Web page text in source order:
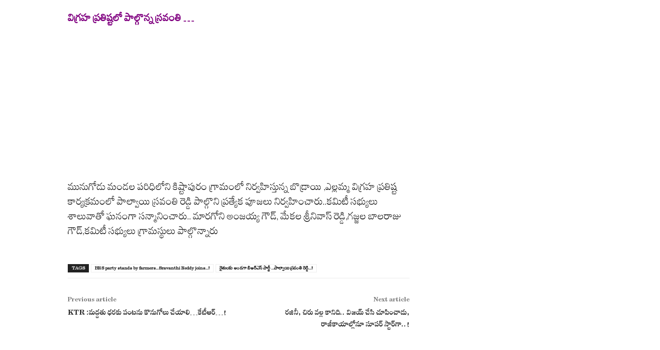
విగ్రహ ప్రతిష్టలో పాల్గొన్న స్రవంతి …
మునుగోడు మండల పరిధిలోని కిష్టాపురం గ్రామంలో నిర్వహిస్తున్న బొడ్రాయి ,ఎల్లమ్మ విగ్రహ ప్రతిష్ట
కార్యక్రమంలో పాల్వాయి స్రవంతి రెడ్డి పాల్గొని ప్రత్యేక పూజలు నిర్వహించారు..కమిటీ సభ్యులు
శాలువాతో ఘనంగా సన్మానించారు.. మారగోని అంజయ్య గౌడ్, మేకల శ్రీనివాస్ రెడ్డి,గజ్జల బాలరాజు
గౌడ్,కమిటీ సభ్యులు గ్రామస్థులు పాల్గొన్నారు
TAGS BRS party stands by farmers...Sravanthi Reddy joins...! రైతులకు అండగా బిఆర్ఎస్ పార్టీ ...పాల్వాయి స్రవంతి రెడ్డి...!
Previous article
KTR :మద్దతు ధరకు పంటను కొనుగోలు చేయాలి…కేటీఆర్‌…!
Next article
రజినీ, చిరు వల్ల కానిది.. విజయ్ చేసి చూపించాడు,
రాజీకాయాల్లోనూ సూపర్ స్టార్‌గా..!